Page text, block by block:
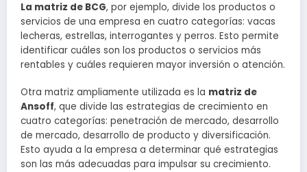
La matriz de BCG, por ejemplo, divide los productos o
servicios de una empresa en cuatro categorías: vacas
lecheras, estrellas, interrogantes y perros. Esto permite
identificar cuáles son los productos o servicios más
rentables y cuáles requieren mayor inversión o atención.
Otra matriz ampliamente utilizada es la matriz de
Ansoff, que divide las estrategias de crecimiento en
cuatro categorías: penetración de mercado, desarrollo
de mercado, desarrollo de producto y diversificación.
Esto ayuda a la empresa a determinar qué estrategias
son las más adecuadas para impulsar su crecimiento.